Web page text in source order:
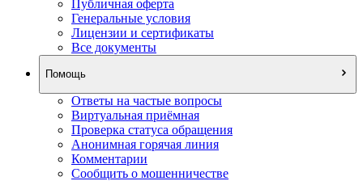
Публичная оферта
Генеральные условия
Лицензии и сертификаты
Все документы
Помощь
Ответы на частые вопросы
Виртуальная приёмная
Проверка статуса обращения
Анонимная горячая линия
Комментарии
Сообщить о мошенничестве